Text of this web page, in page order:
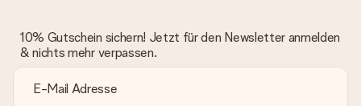
10% Gutschein sichern! Jetzt für den Newsletter anmelden
& nichts mehr verpassen.